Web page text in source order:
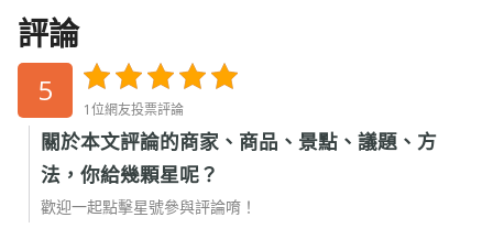
評論
5
1位網友投票評論
關於本文評論的商家、商品、景點、議題、方
法，你給幾顆星呢？
歡迎一起點擊星號參與評論唷！